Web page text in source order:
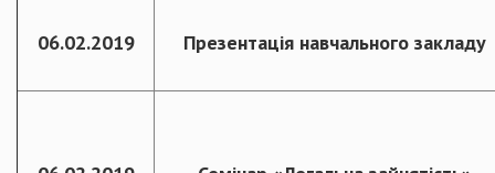
06.02.2019 Презентація навчального закладу